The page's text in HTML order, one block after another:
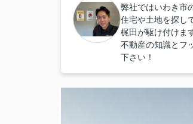
弊社ではいわき市
住宅や土地を探し
梶田が駆け付けま
不動産の知識とフ
下さい！